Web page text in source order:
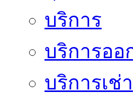
บริการ
บริการออ
บริการเช่า